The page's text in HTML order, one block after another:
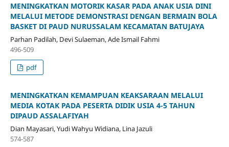
MENINGKATKAN MOTORIK KASAR PADA ANAK USIA DINI
MELALUI METODE DEMONSTRASI DENGAN BERMAIN BOLA
BASKET DI PAUD NURUSSALAM KECAMATAN BATUJAYA
Parhan Padilah, Devi Sulaeman, Ade Ismail Fahmi
496-509
pdf
MENINGKATKAN KEMAMPUAN KEAKSARAAN MELALUI
MEDIA KOTAK PADA PESERTA DIDIK USIA 4-5 TAHUN
DIPAUD ASSALAFIYAH
Dian Mayasari, Yudi Wahyu Widiana, Lina Jazuli
574-587